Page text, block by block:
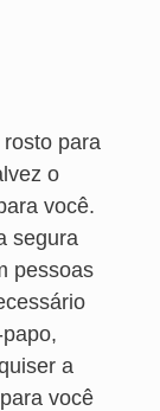
para
o
você.
segura
pessoas
a
você